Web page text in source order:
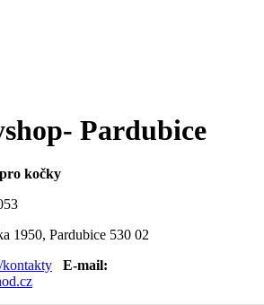
Pardubice
kočky
1950, Pardubice 530 02
kontakty
E-mail: